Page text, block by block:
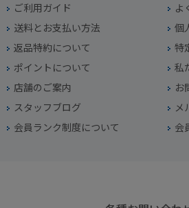
ご利用ガイド
よ
送料とお支払い方法
個
返品特約について
特
ポイントについて
私
店舗のご案内
お
スタッフブログ
メ
会員ランク制度について
会